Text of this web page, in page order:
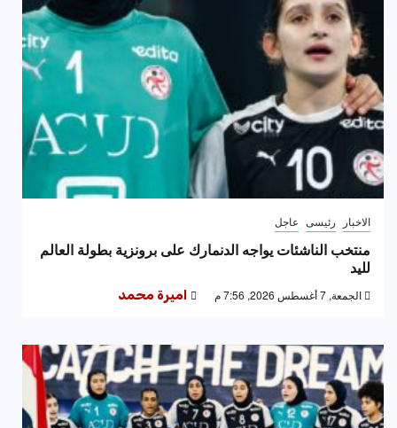
الاخبار رئيسى عاجل
منتخب الناشئات يواجه الدنمارك على برونزية بطولة العالم
لليد
الجمعة, 7 أغسطس 2026, 7:56 م اميرة محمد